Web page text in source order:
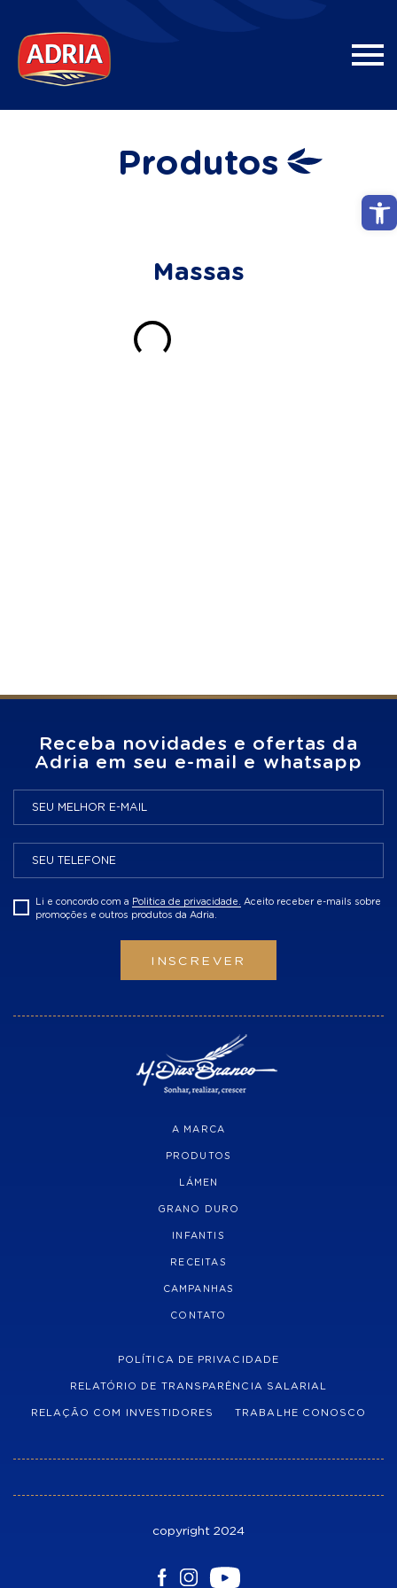
Produtos
Massas
Receba novidades e ofertas da
Adria em seu e-mail e whatsapp
Li e concordo com a Politica de privacidade. Aceito receber e-mails sobre
promoções e outros produtos da Adria.
INSCREVER
A MARCA
PRODUTOS
LÁMEN
GRANO DURO
INFANTIS
RECEITAS
CAMPANHAS
CONTATO
POLÍTICA DE PRIVACIDADE
RELATÓRIO DE TRANSPARÊNCIA SALARIAL
RELAÇÃO COM INVESTIDORES TRABALHE CONOSCO
copyright 2024